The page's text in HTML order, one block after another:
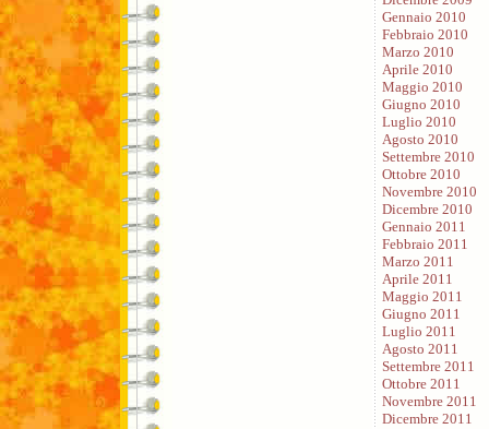
Gennaio 2010
Febbraio 2010
Marzo 2010
Aprile 2010
Maggio 2010
Giugno 2010
Luglio 2010
Agosto 2010
Settembre 2010
Ottobre 2010
Novembre 2010
Dicembre 2010
Gennaio 2011
Febbraio 2011
Marzo 2011
Aprile 2011
Maggio 2011
Giugno 2011
Luglio 2011
Agosto 2011
Settembre 2011
Ottobre 2011
Novembre 2011
Dicembre 2011